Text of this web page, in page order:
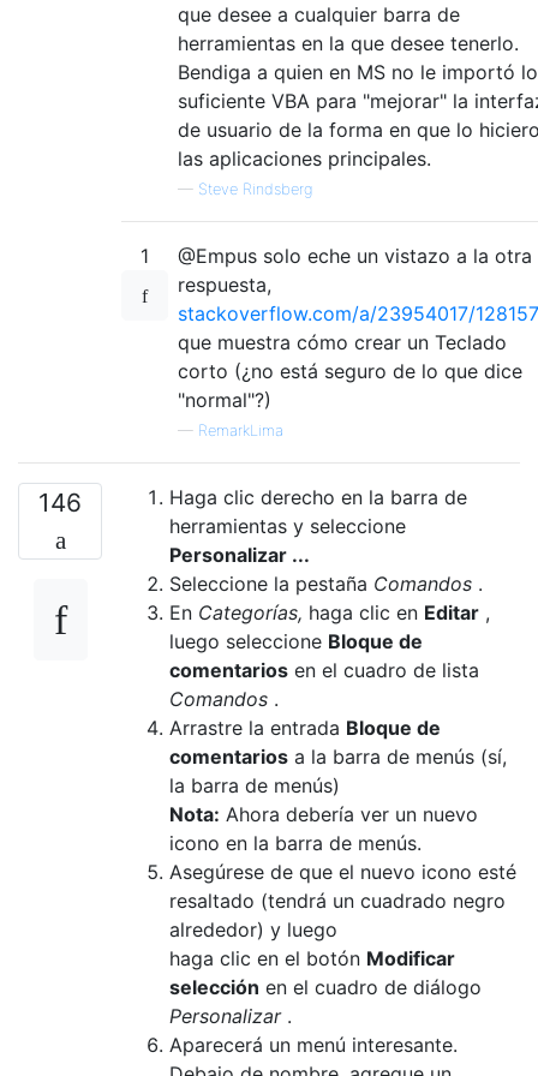
que desee a cualquier barra de
herramientas en la que desee tenerlo.
Bendiga a quien en MS no le importó lo
suficiente VBA para "mejorar" la
de usuario de la forma en que lo
las aplicaciones principales.
— Steve Rindsberg
1
@Empus solo eche un vistazo a la otra
respuesta,
stackoverflow.com/a/23954017/
que muestra cómo crear un Teclado
corto (¿no está seguro de lo que dice
"normal"?)
— RemarkLima
146
Haga clic derecho en la barra de
herramientas y seleccione
Personalizar ...
Seleccione la pestaña Comandos .
En Categorías, haga clic en Editar ,
luego seleccione Bloque de
comentarios en el cuadro de lista
Comandos .
Arrastre la entrada Bloque de
comentarios a la barra de menús (sí,
la barra de menús)
Nota: Ahora debería ver un nuevo
icono en la barra de menús.
Asegúrese de que el nuevo icono esté
resaltado (tendrá un cuadrado negro
alrededor) y luego
haga clic en el botón Modificar
selección en el cuadro de diálogo
Personalizar.
Aparecerá un menú interesante.